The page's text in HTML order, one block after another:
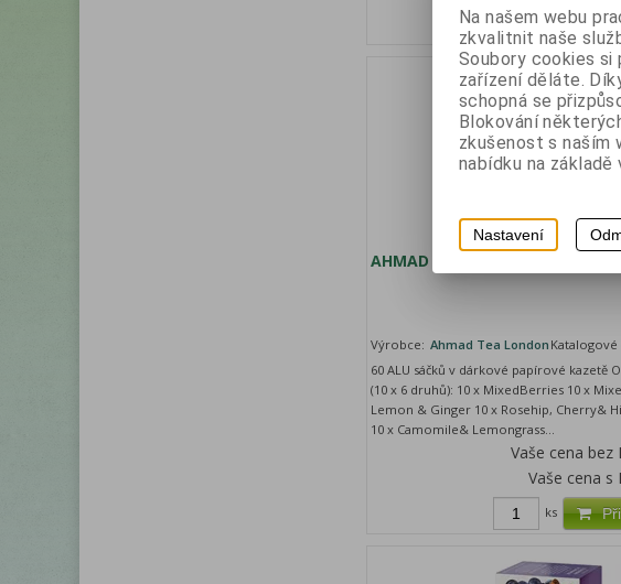
AHMAD TEA Herbalist BÍLÝ
Výrobce: Ahmad Tea London Katalogové
60 ALU sáčků v dárkové papírové kazetě
(10 x 6 druhů): 10 x MixedBerries 10 x
Lemon & Ginger 10 x Rosehip, Cherry&
10 x Camomile& Lemongrass...
Vaše cena bez
Vaše cena s
ks
Na našem webu
zkvalitnit naše
Soubory cookies si
zařízení děláte.
schopná se
Blokování
zkušenost s naším
nabídku na
Nastavení